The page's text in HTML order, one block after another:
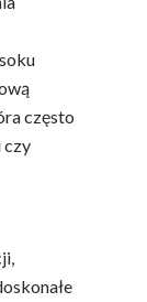
często
czy